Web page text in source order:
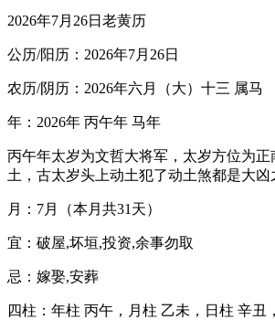
2026年7月26日老黄历
公历/阳历：2026年7月26日
农历/阴历：2026年六月（大）十三 属马
年：2026年 丙午年 马年
丙午年太岁为文哲大将军，太岁方位为
土，古太岁头上动土犯了动土煞都是大凶
月：7月（本月共31天）
宜：破屋,坏垣,投资,余事勿取
忌：嫁娶,安葬
四柱：年柱 丙午，月柱 乙未，日柱 辛丑